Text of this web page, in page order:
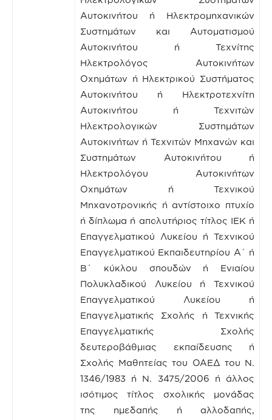
Αυτοκινήτου ή Ηλεκτρομηχανικών
Συστημάτων και Αυτοματισμού
Αυτοκινήτου ή Τεχνίτης
Ηλεκτρολόγος Αυτοκινήτων
Οχημάτων ή Ηλεκτρικού Συστήματος
Αυτοκινήτου ή Ηλεκτροτεχνίτη
Αυτοκινήτου ή Τεχνιτών
Ηλεκτρολογικών Συστημάτων
Αυτοκινήτων ή Τεχνιτών Μηχανών και
Συστημάτων Αυτοκινήτου ή
Ηλεκτρολόγου Αυτοκινήτων
Οχημάτων ή Τεχνικού
Μηχανοτρονικής ή αντίστοιχο πτυχίο
ή δίπλωμα ή απολυτήριος τίτλος ΙΕΚ ή
Επαγγελματικού Λυκείου ή Τεχνικού
Επαγγελματικού Εκπαιδευτηρίου Α΄ ή
Β΄ κύκλου σπουδών ή Ενιαίου
Πολυκλαδικού Λυκείου ή Τεχνικού
Επαγγελματικού Λυκείου ή
Επαγγελματικής Σχολής ή Τεχνικής
Επαγγελματικής Σχολής
δευτεροβάθμιας εκπαίδευσης ή
Σχολής Μαθητείας του ΟΑΕΔ του Ν.
1346/1983 ή Ν. 3475/2006 ή άλλος
ισότιμος τίτλος σχολικής μονάδας
της ημεδαπής ή αλλοδαπής,